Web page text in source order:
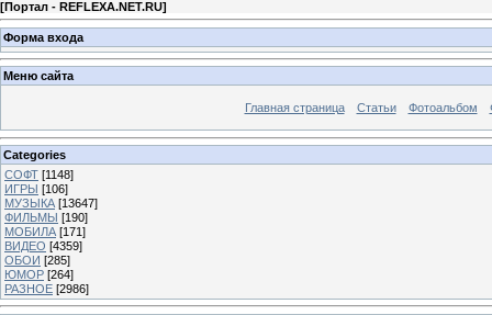
[Портал - REFLEXA.NET.RU]
Форма входа
Меню сайта
Главная страница Статьи Фотоальбом
Categories
СОФТ [1148]
ИГРЫ [106]
МУЗЫКА [13647]
ФИЛЬМЫ [190]
МОБИЛА [171]
ВИДЕО [4359]
ОБОИ [285]
ЮМОР [264]
РАЗНОЕ [2986]